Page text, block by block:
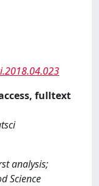
fulltext
analysis;
Science